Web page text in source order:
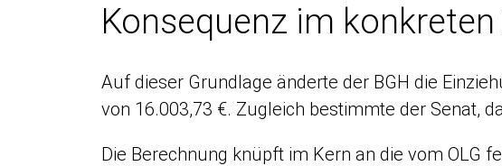
Konsequenz im
Auf dieser Grundlage änderte der BGH die
von 16.003,73 €. Zugleich bestimmte der Senat,
Die Berechnung knüpft im Kern an die vom OLG